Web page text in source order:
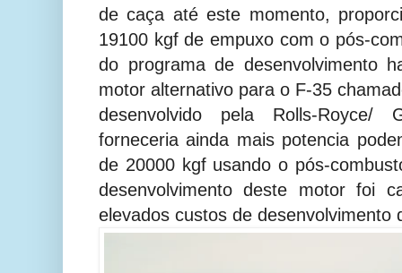
de caça até este momento,
19100 kgf de empuxo com o pós-
do programa de desenvolvimento
motor alternativo para o F-35
desenvolvido pela Rolls-
forneceria ainda mais potencia
de 20000 kgf usando o pós-
desenvolvimento deste motor foi
elevados custos de desenvolvimento